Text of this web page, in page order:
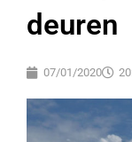
deuren
07/01/2020